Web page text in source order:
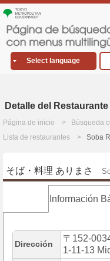
Select language
Detalle del Restaurante
Página de inicio
Búsqueda
Lista de restaurantes
Soba
そば・料理 ありまさ
Información
Dirección
〒152-
1-11-13